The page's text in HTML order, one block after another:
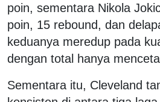
poin, sementara Nikola
poin, 15 rebound, dan
keduanya meredup pada
dengan total hanya
Sementara itu, Cleveland